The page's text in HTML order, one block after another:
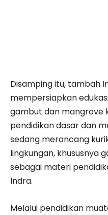
Disamping itu, tambah
mempersiapkan
gambut dan mangrove
pendidikan dasar dan
sedang merancang
lingkungan, khususnya
sebagai materi
Indra.
Melalui pendidikan